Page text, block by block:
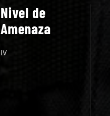
Nivel de
Amenaza
IV